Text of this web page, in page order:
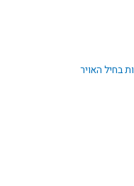
בחיל האויר